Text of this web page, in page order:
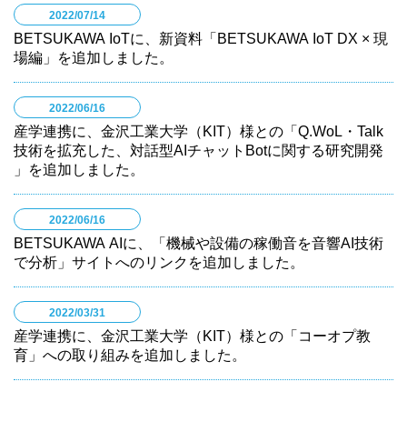
2022/07/14
BETSUKAWA IoTに、新資料「BETSUKAWA IoT DX × 現
場編」を追加しました。
2022/06/16
産学連携に、金沢工業大学（KIT）様との「Q.WoL・Talk
技術を拡充した、対話型AIチャットBotに関する研究開発
」を追加しました。
2022/06/16
BETSUKAWA AIに、「機械や設備の稼働音を音響AI技術
で分析」サイトへのリンクを追加しました。
2022/03/31
産学連携に、金沢工業大学（KIT）様との「コーオプ教
育」への取り組みを追加しました。